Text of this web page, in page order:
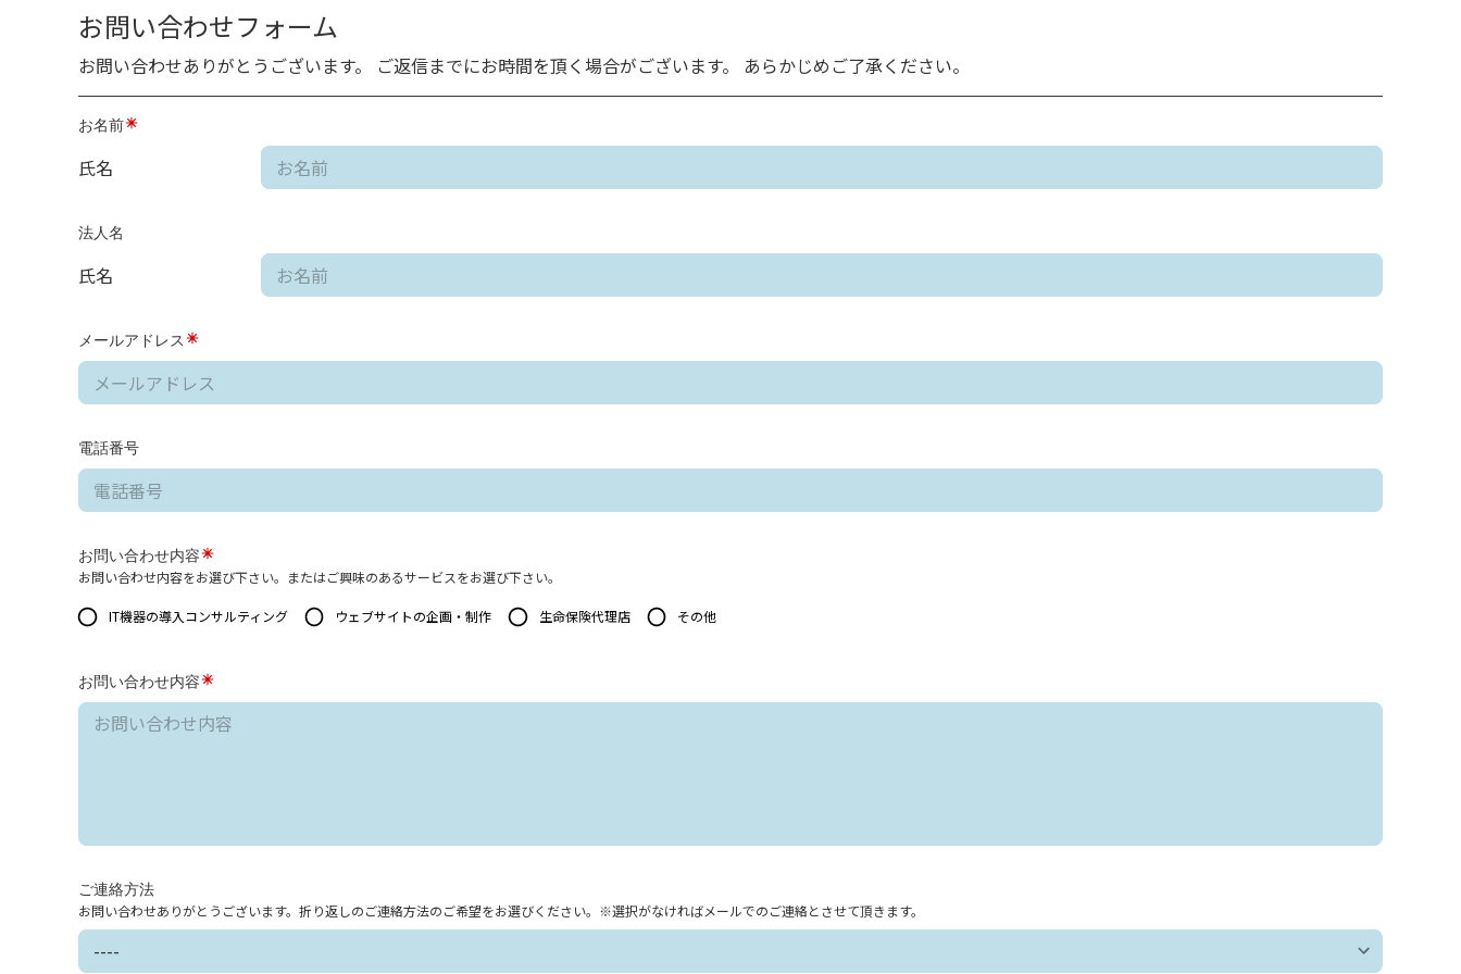
お問い合わせフォーム
お問い合わせありがとうございます。 ご返信までにお時間を頂く場合がございます。 あらかじめご了承ください。
お名前
氏名
法人名
氏名
メールアドレス
電話番号
お問い合わせ内容
お問い合わせ内容をお選び下さい。またはご興味のあるサービスをお選び下さい。
IT機器の導入コンサルティング ウェブサイトの企画・制作 生命保険代理店 その他
お問い合わせ内容
ご連絡方法
お問い合わせありがとうございます。折り返しのご連絡方法のご希望をお選びください。※選択がなければメールでのご連絡とさせて頂きます。